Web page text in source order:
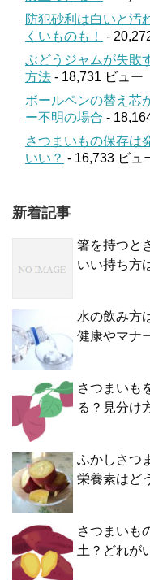
防犯砂利は白いと汚
くいものも！
-
ぶどうジャムが失敗
方法 - 18,731 ビュー
ボールペンの替え芯
ー不明の場合 -
さつまいもの保存は
いい？ - 16,733 ビュ
新着記事
箸を持つと
いい持ち方
水の飲み方
健康やマナ
さつまいも
る？見分け
ふかしさつ
栄養素はど
さつまいも
土？どれが